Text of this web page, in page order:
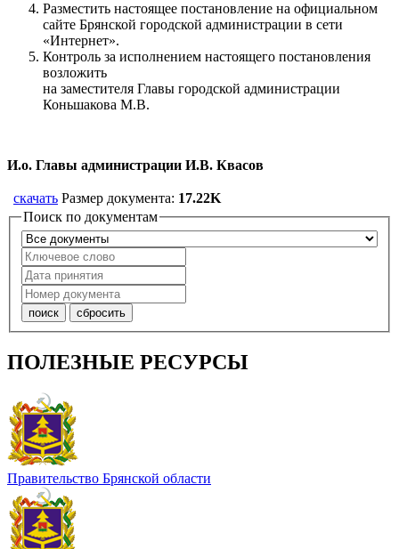
Разместить настоящее постановление на официальном
сайте Брянской городской администрации в сети
«Интернет».
Контроль за исполнением настоящего постановления
возложить
на заместителя Главы городской администрации
Коньшакова М.В.
И.о. Главы администрации И.В. Квасов
скачать Размер документа: 17.22K
Поиск по документам
ПОЛЕЗНЫЕ РЕСУРСЫ
Правительство Брянской области